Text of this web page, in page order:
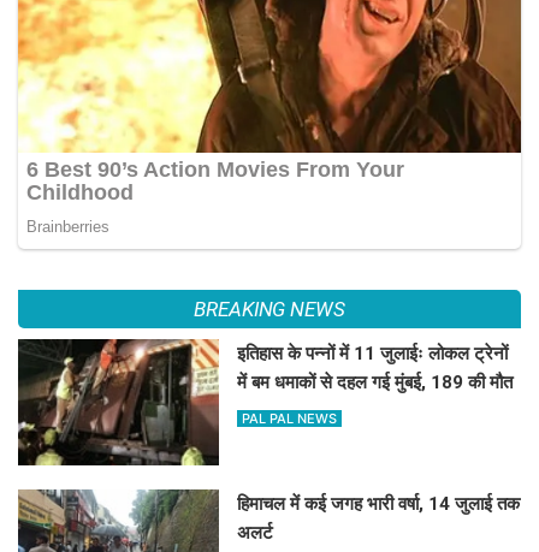
BREAKING NEWS
इतिहास के पन्नों में 11 जुलाईः लोकल ट्रेनों
में बम धमाकों से दहल गई मुंबई, 189 की मौत
PAL PAL NEWS
हिमाचल में कई जगह भारी वर्षा, 14 जुलाई तक
अलर्ट